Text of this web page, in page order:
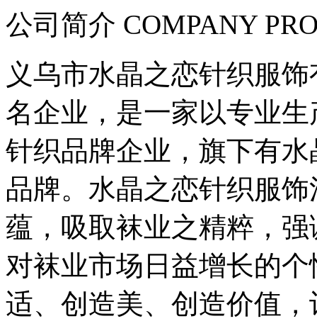
公司简介 COMPANY
义乌市水晶之恋针织服
名企业，是一家以专业
针织品牌企业，旗下有
品牌。水晶之恋针织服
蕴，吸取袜业之精粹，
对袜业市场日益增长的
适、创造美、创造价值